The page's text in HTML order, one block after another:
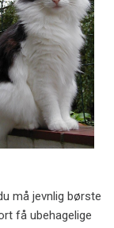
må jevnlig børste
få ubehagelige